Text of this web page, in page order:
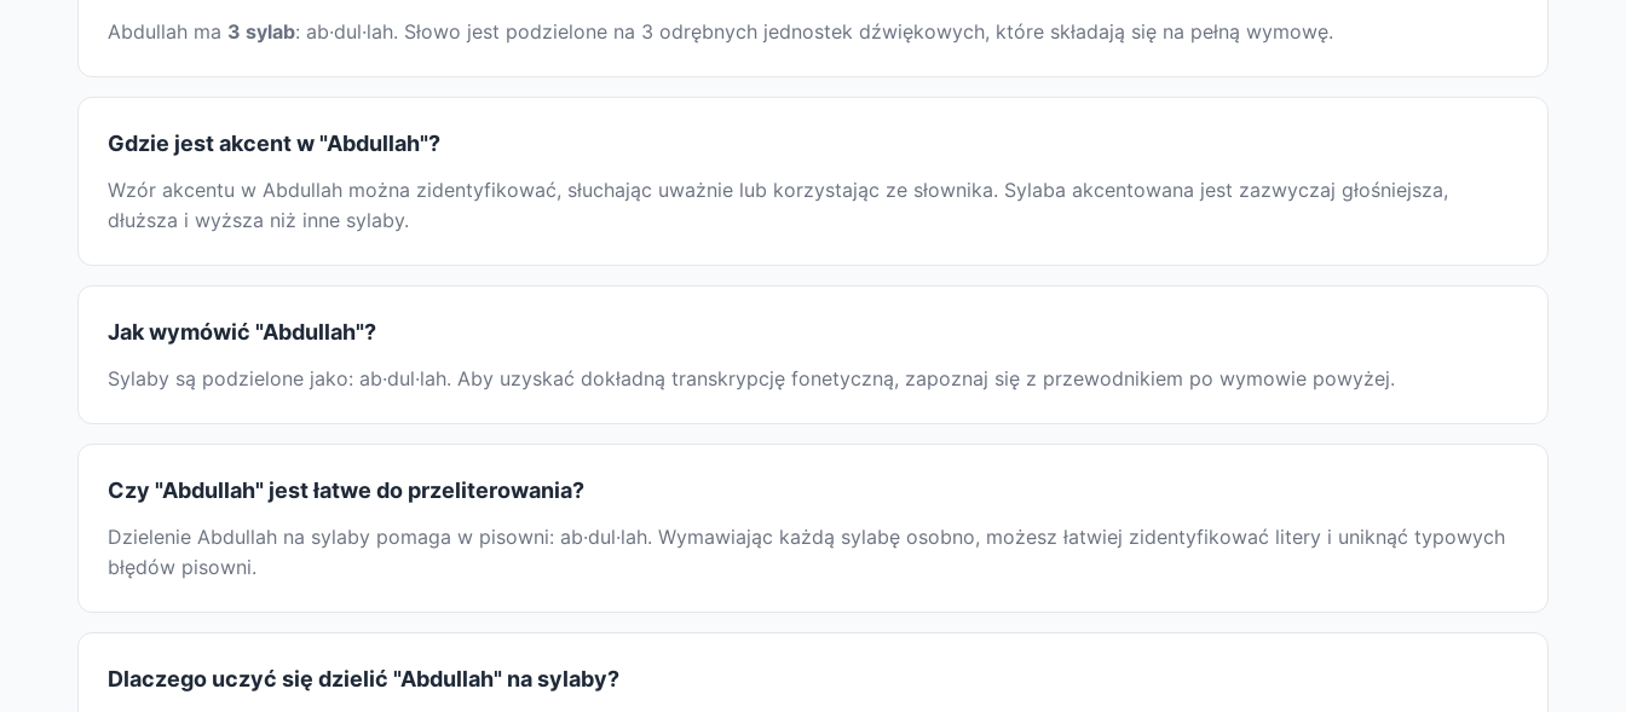
Abdullah ma 3 sylab: ab·dul·lah. Słowo jest podzielone na 3 odrębnych jednostek dźwiękowych, które składają się na pełną wymowę.
Gdzie jest akcent w "Abdullah"?
Wzór akcentu w Abdullah można zidentyfikować, słuchając uważnie lub korzystając ze słownika. Sylaba akcentowana jest zazwyczaj głośniejsza,
dłuższa i wyższa niż inne sylaby.
Jak wymówić "Abdullah"?
Sylaby są podzielone jako: ab·dul·lah. Aby uzyskać dokładną transkrypcję fonetyczną, zapoznaj się z przewodnikiem po wymowie powyżej.
Czy "Abdullah" jest łatwe do przeliterowania?
Dzielenie Abdullah na sylaby pomaga w pisowni: ab·dul·lah. Wymawiając każdą sylabę osobno, możesz łatwiej zidentyfikować litery i uniknąć typowych
błędów pisowni.
Dlaczego uczyć się dzielić "Abdullah" na sylaby?